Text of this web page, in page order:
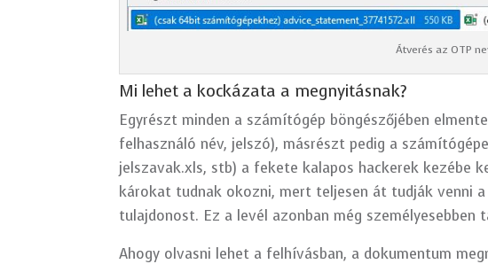
Átverés az OTP
Mi lehet a kockázata a megnyitásnak?
Egyrészt minden a számítógép böngészőjében
felhasználó név, jelszó), másrészt pedig a
jelszavak.xls, stb) a fekete kalapos hackerek kezébe
károkat tudnak okozni, mert teljesen át tudják venni
tulajdonost. Ez a levél azonban még személyesebben
Ahogy olvasni lehet a felhívásban, a dokumentum